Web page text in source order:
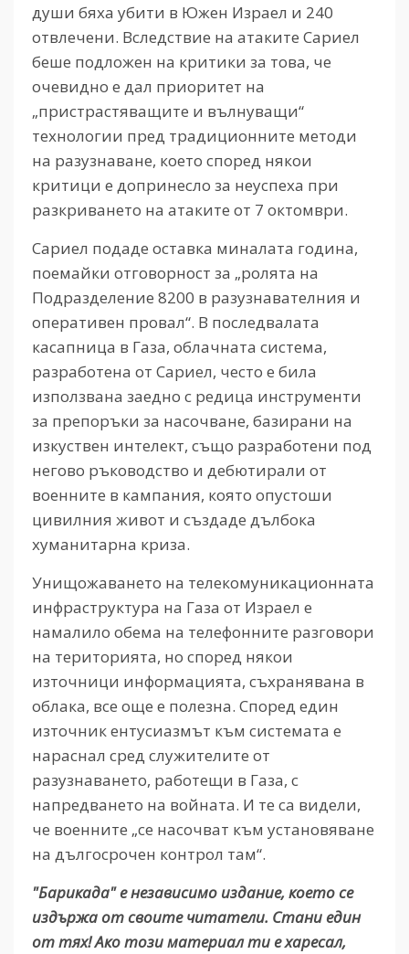
души бяха убити в Южен Израел и 240
отвлечени. Вследствие на атаките Сариел
беше подложен на критики за това, че
очевидно е дал приоритет на
„пристрастяващите и вълнуващи“
технологии пред традиционните методи
на разузнаване, което според някои
критици е допринесло за неуспеха при
разкриването на атаките от 7 октомври.
Сариел подаде оставка миналата година,
поемайки отговорност за „ролята на
Подразделение 8200 в разузнавателния и
оперативен провал“. В последвалата
касапница в Газа, облачната система,
разработена от Сариел, често е била
използвана заедно с редица инструменти
за препоръки за насочване, базирани на
изкуствен интелект, също разработени под
негово ръководство и дебютирали от
военните в кампания, която опустоши
цивилния живот и създаде дълбока
хуманитарна криза.
Унищожаването на телекомуникационната
инфраструктура на Газа от Израел е
намалило обема на телефонните разговори
на територията, но според някои
източници информацията, съхранявана в
облака, все още е полезна. Според един
източник ентусиазмът към системата е
нараснал сред служителите от
разузнаването, работещи в Газа, с
напредването на войната. И те са видели,
че военните „се насочват към установяване
на дългосрочен контрол там“.
"Барикада" е независимо издание, което се
издържа от своите читатели. Стани един
от тях! Ако този материал ти е харесал,